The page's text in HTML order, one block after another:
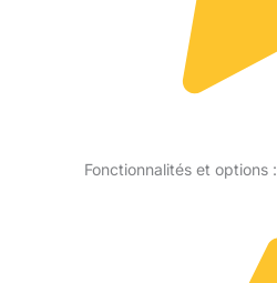
Fonctionnalités et options :